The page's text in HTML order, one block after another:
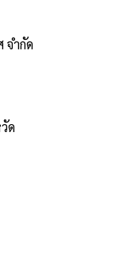
จำกัด
ด